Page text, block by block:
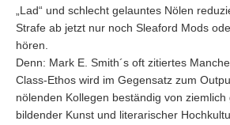
„Lad“ und schlecht gelauntes Nölen
Strafe ab jetzt nur noch Sleaford Mods
hören.
Denn: Mark E. Smith´s oft zitiertes
Class-Ethos wird im Gegensatz zum
nölenden Kollegen beständig von
bildender Kunst und literarischer